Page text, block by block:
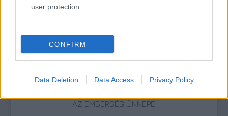
user protection.
CONFIRM
Data Deletion Data Access Privacy Policy
Irodalom Magyar irodalom
AZ EMBERSÉG ÜNNEPE